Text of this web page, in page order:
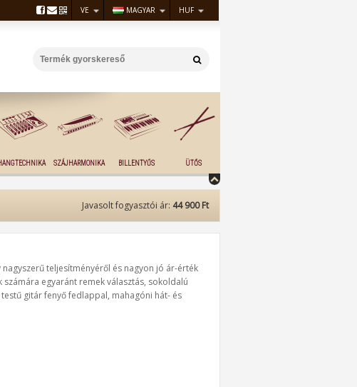
VE MAGYAR HUF
SZÁJHARMONIKA BILLENTYŰS ÜTŐS
Javasolt fogyasztói ár: 44 900 Ft
teljesítményéről és nagyon jó ár-érték
egyaránt remek választás, sokoldalú
gitár fenyő fedlappal, mahagóni hát- és